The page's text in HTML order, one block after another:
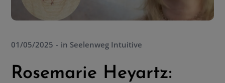
01/05/2025 in Seelenweg Intuitive
Rosemarie Heyartz: